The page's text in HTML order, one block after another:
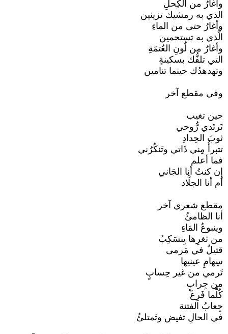
وأغارُ من الكِحلِ
الذي به رمشيك تزينين
وأغارُ حتى من الماءِ
الَّذي به تستحمين
وأغارُ من لُونِ العُتمَةِ
التي تلفُّك بسكينةٍ
وتهدهدُك حينما تنامين
وفي مقطع آخر
حين تغيب
تَرتَدي رُّوحي
ثوبَ الحِدادِ
تتبرأُ مِني ذَاتي وتَنكُرُني
فما أعلم
إِن كنتُ أنا الجَاني
أم أنا الجلَّاد
مقطع شعري آخر
أنا الظامئُ
وينبوعُ المَاءِ
من ثغرِها يِنسَكِبُ
قتيلٌ في مَرمى
سِهامِ عينيها
تَرمي من غير حِسابٍ
من جِرابٍ
كُلَّما فَرِغَ
جِعابُ الفتنة
في الحالِ تفيض وتَمتلئُ